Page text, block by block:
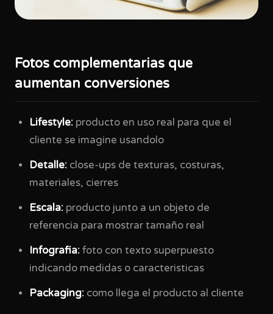
Fotos complementarias que
aumentan conversiones
Lifestyle: producto en uso real para que el
cliente se imagine usandolo
Detalle: close-ups de texturas, costuras,
materiales, cierres
Escala: producto junto a un objeto de
referencia para mostrar tamaño real
Infografia: foto con texto superpuesto
indicando medidas o caracteristicas
Packaging: como llega el producto al cliente